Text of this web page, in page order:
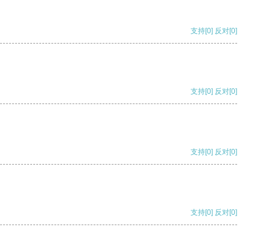
支持[0] 反对[0]
支持[0] 反对[0]
支持[0] 反对[0]
支持[0] 反对[0]